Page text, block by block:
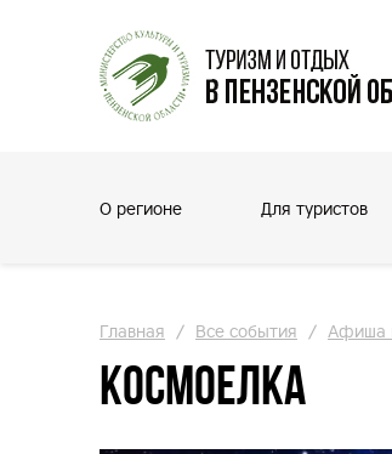
О регионе Для туристов
Главная / Все события / Афиша
Космоелка